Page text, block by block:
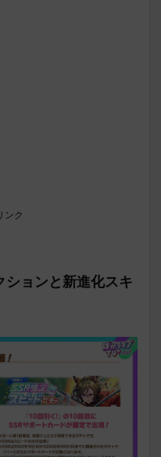
ンク
ションと新進化スキ